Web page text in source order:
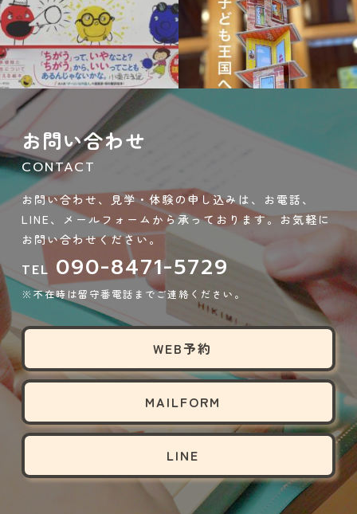
9月 21 9月 14
お問い合わせ
CONTACT
お問い合わせ、見学・体験の申し込みは、お電話、
LINE、メールフォームから承っております。お気軽に
お問い合わせください。
TEL 090-8471-5729
※不在時は留守番電話までご連絡ください。
WEB予約
MAILFORM
LINE